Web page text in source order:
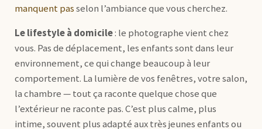
manquent passelon l’ambiance que vous cherchez.
Le lifestyle à domicile: le photographe vient chez
vous. Pas de déplacement, les enfants sont dans leur
environnement, ce qui change beaucoup à leur
comportement. La lumière de vos fenêtres, votre salon,
la chambre — tout ça raconte quelque chose que
l’extérieur ne raconte pas. C’est plus calme, plus
intime, souvent plus adapté aux très jeunes enfants ou